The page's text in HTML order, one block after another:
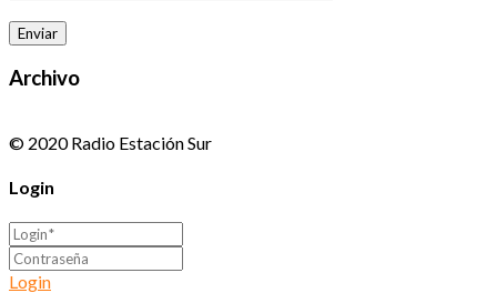
Archivo
© 2020 Radio Estación Sur
Login
Login